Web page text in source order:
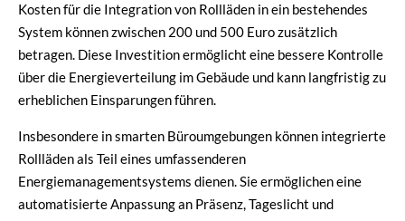
Kosten für die Integration von Rollläden in ein bestehendes
System können zwischen 200 und 500 Euro zusätzlich
betragen. Diese Investition ermöglicht eine bessere Kontrolle
über die Energieverteilung im Gebäude und kann langfristig zu
erheblichen Einsparungen führen.
Insbesondere in smarten Büroumgebungen können integrierte
Rollläden als Teil eines umfassenderen
Energiemanagementsystems dienen. Sie ermöglichen eine
automatisierte Anpassung an Präsenz, Tageslicht und